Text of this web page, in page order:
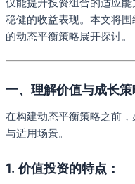
仅能提升投资组合的适应
稳健的收益表现。本文将
的动态平衡策略展开探讨。
一、理解价值与成长
在构建动态平衡策略之前
与适用场景。
1. 价值投资的特点：